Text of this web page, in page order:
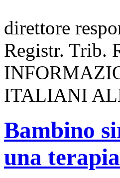
direttore
Registr. Trib.
ITALIANI
Bambino
una